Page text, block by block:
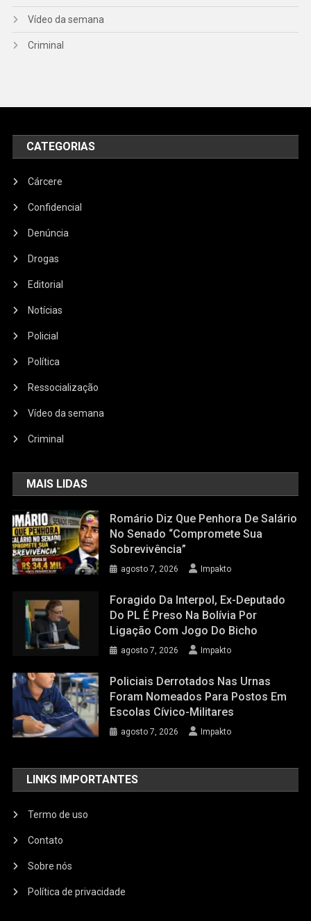
Vídeo da semana
Criminal
CATEGORIAS
Cárcere
Confidencial
Denúncia
Drogas
Editorial
Notícias
Policial
Política
Ressocialização
Vídeo da semana
Criminal
MAIS LIDAS
Romário Diz Que Penhora De Salário
No Senado “compromete Sua
Sobrevivência”
agosto 7, 2026 Impakto
Foragido Da Interpol, Ex-Deputado
Do PL É Preso Na Bolívia Por
Ligação Com Jogo Do Bicho
agosto 7, 2026 Impakto
Policiais Derrotados Nas Urnas
Foram Nomeados Para Postos Em
Escolas Cívico-Militares
agosto 7, 2026 Impakto
LINKS IMPORTANTES
Termo de uso
Contato
Sobre nós
Política de privacidade